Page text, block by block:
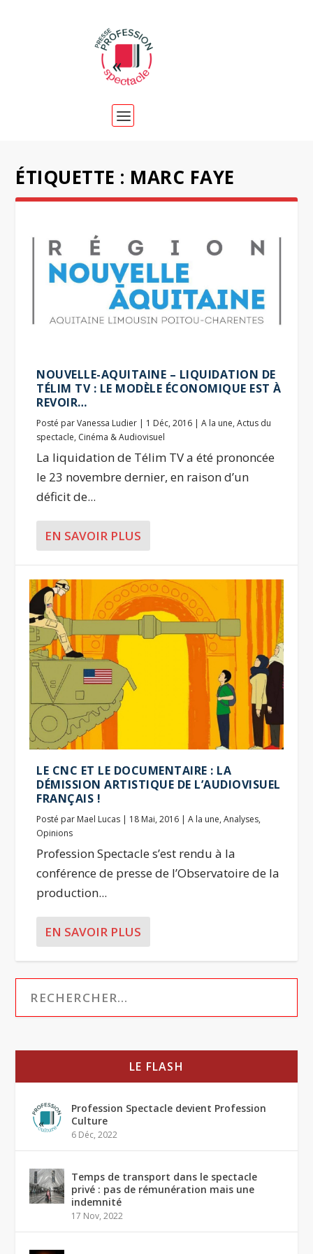
ÉTIQUETTE : MARC FAYE
NOUVELLE-AQUITAINE – LIQUIDATION DE
TÉLIM TV : LE MODÈLE ÉCONOMIQUE EST À
REVOIR…
Posté parVanessa Ludier | 1 Déc, 2016 |A la une,Actus du
spectacle, Cinéma & Audiovisuel
La liquidation de Télim TV a été prononcée
le 23 novembre dernier, en raison d’un
déficit de...
EN SAVOIR PLUS
LE CNC ET LE DOCUMENTAIRE : LA
DÉMISSION ARTISTIQUE DE L’AUDIOVISUEL
FRANÇAIS !
Posté par Mael Lucas | 18 Mai, 2016 |A la une,Analyses,
Opinions
Profession Spectacle s’est rendu à la
conférence de presse de l’Observatoire de la
production...
EN SAVOIR PLUS
LE FLASH
Profession Spectacle devient Profession
Culture
6 Déc, 2022
Temps de transport dans le spectacle
privé : pas de rémunération mais une
indemnité
17 Nov, 2022